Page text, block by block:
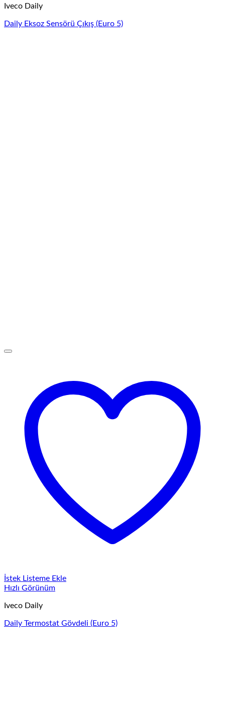
Iveco Daily
Daily Eksoz Sensörü Çıkış (Euro 5)
İstek Listeme Ekle
Hızlı Görünüm
Iveco Daily
Daily Termostat Gövdeli (Euro 5)